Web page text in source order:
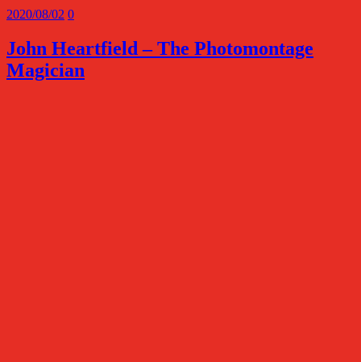
2020/08/02 0
John Heartfield – The Photomontage
Magician